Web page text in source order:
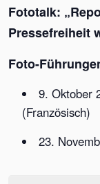
Fototalk:
Pressefreiheit
Foto-
9. Oktober
(Französisch)
23.